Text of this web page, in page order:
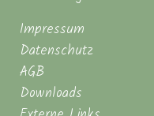
Impressum
Datenschutz
AGB
Downloads